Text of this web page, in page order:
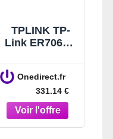
TPLINK TP-
Link ER706W-
connectivité
solide et
rapide partout
où vous êtes.
Onedirect.fr
331.14 €